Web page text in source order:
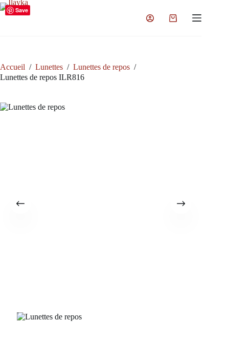
Passer
au
Panier
Accueil / Lunettes / Lunettes de repos /
Lunettes de repos ILR816
Save